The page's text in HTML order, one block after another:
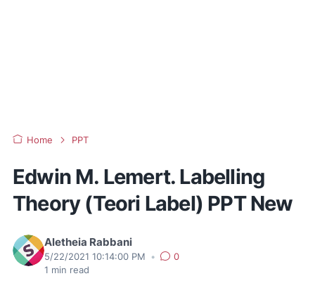
Home PPT
Edwin M. Lemert. Labelling
Theory (Teori Label) PPT New
Aletheia Rabbani
5/22/2021 10:14:00 PM •
0
1 min read